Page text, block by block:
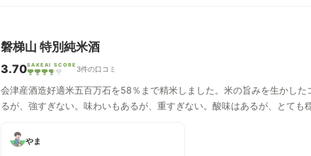
磐梯山 特別純米酒
3.70SAKEAI SCORE 3件の口コミ
会津産酒造好適米五百万石を58％まで精米しました。米の旨みを生かし
るが、強すぎない。味わいもあるが、重すぎない。酸味はあるが、とても
やま